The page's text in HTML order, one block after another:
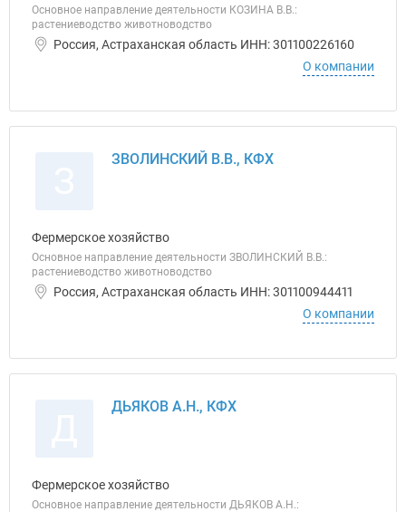
Основное направление деятельности КОЗИНА В.В.:
растениеводство животноводство
Россия, Астраханская область ИНН: 301100226160
О компании
ЗВОЛИНСКИЙ В.В., КФХ
Фермерское хозяйство
Основное направление деятельности ЗВОЛИНСКИЙ В.В.:
растениеводство животноводство
Россия, Астраханская область ИНН: 301100944411
О компании
ДЬЯКОВ А.Н., КФХ
Фермерское хозяйство
Основное направление деятельности ДЬЯКОВ А.Н.: